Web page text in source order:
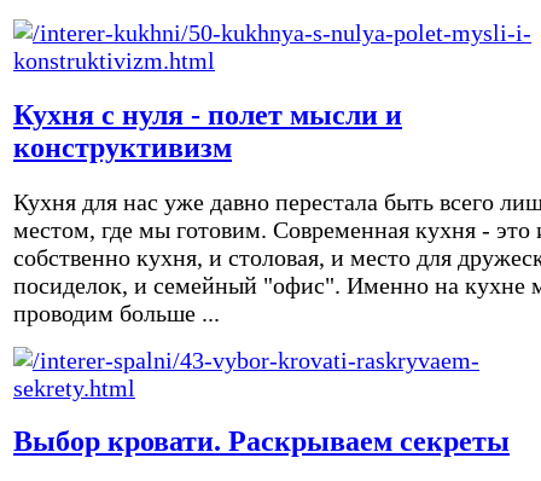
Кухня с нуля - полет мысли и
конструктивизм
Кухня для нас уже давно перестала быть всего
местом, где мы готовим. Современная кухня - это
собственно кухня, и столовая, и место для
посиделок, и семейный "офис". Именно на кухне
проводим больше ...
Выбор кровати. Раскрываем секреты